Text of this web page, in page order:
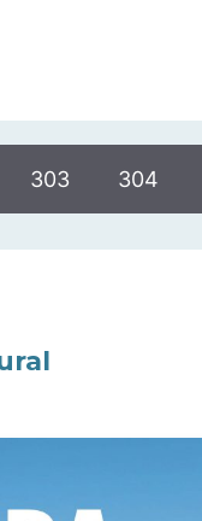
303 304